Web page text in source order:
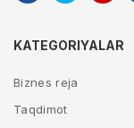
KATEGORIYALAR
Biznes reja
Taqdimot